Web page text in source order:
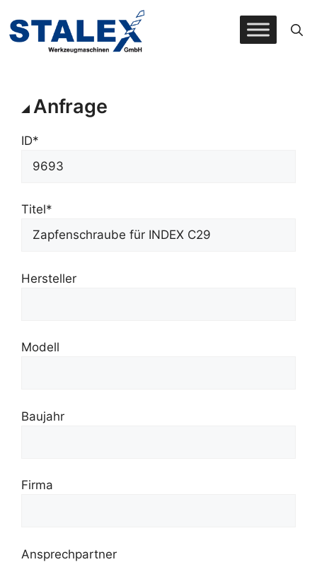
Inhalt
springen
Anfrage
ID*
Titel*
Hersteller
Modell
Baujahr
Firma
Ansprechpartner